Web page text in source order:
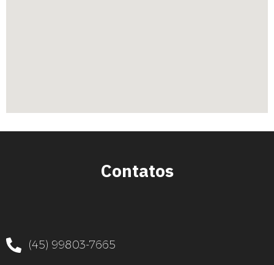
Contatos
(45) 99803-7665